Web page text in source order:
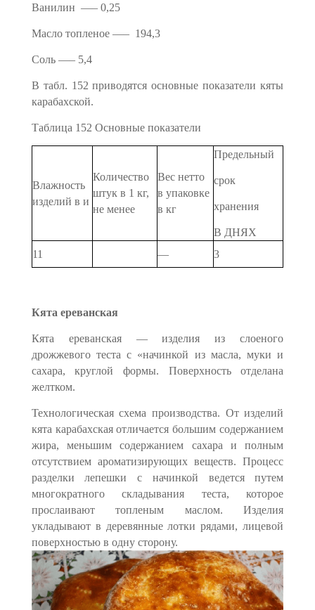
Ванилин —– 0,25
Масло топленое —– 194,3
Соль —– 5,4
В табл. 152 приводятся основные показатели кяты
карабахской.
Таблица 152 Основные показатели
Влажность
изделий в и
Количество
штук в 1 кг,
не менее
Вес нетто
в упаковке
в кг
Предельный
срок
хранения
В ДНЯХ
11
— 3
Кята ереванская
Кята ереванская — изделия из слоеного
дрожжевого теста с «начинкой из масла, муки и
сахара, круглой формы. Поверхность отделана
желтком.
Технологическая схема производства. От изделий
кята кара­бахская отличается большим содержанием
жира, меньшим содер­жанием сахара и полным
отсутствием ароматизирующих веществ. Процесс
разделки лепешки с начинкой ведется путем
многократно­го складывания теста, которое
прослаивают топленым маслом. Из­делия
укладывают в деревянные лотки рядами, лицевой
поверх­ностью в одну сторону.